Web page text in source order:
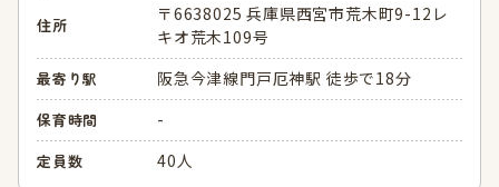
住所
〒6638025 兵庫県西宮市荒木町9-12レ
キオ荒木109号
最寄り駅 阪急今津線門戸厄神駅 徒歩で18分
保育時間 -
定員数 40人